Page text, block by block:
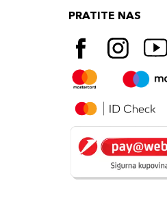
PRATITE NAS